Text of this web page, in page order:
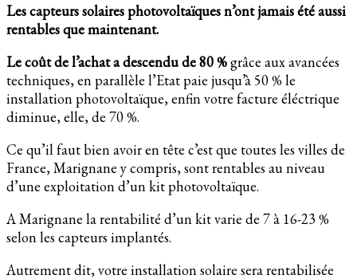
Les capteurs solaires photovoltaïques n’ont jamais été aussi
rentables que maintenant.
Le coût de l’achat a descendu de 80 %grâce aux avancées
techniques, en parallèle l’Etat paie jusqu’à 50 % le
installation photovoltaïque, enfin votre facture éléctrique
diminue, elle, de 70 %.
Ce qu’il faut bien avoir en tête c’est que toutes les villes de
France, Marignane y compris, sont rentables au niveau
d’une exploitation d’un kit photovoltaïque.
A Marignane la rentabilité d’un kit varie de 7 à 16-23 %
selon les capteurs implantés.
Autrement dit, votre installation solaire sera rentabilisée